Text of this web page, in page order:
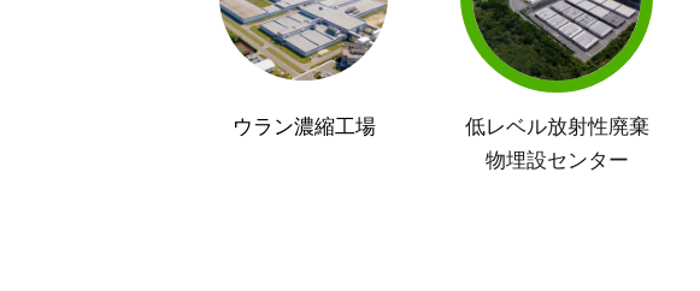
ウラン濃縮工場
低レベル放射性廃棄
物埋設センター